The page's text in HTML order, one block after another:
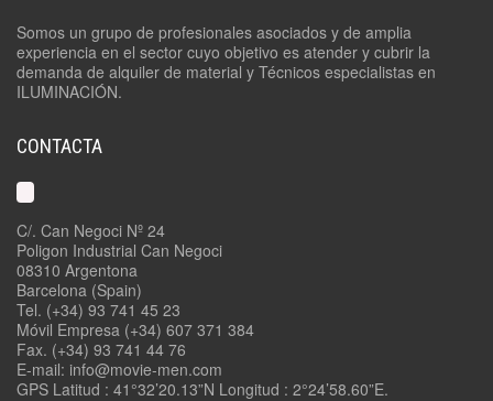
Somos un grupo de profesionales asociados y de amplia
experiencia en el sector cuyo objetivo es atender y cubrir la
demanda de alquiler de material y Técnicos especialistas en
ILUMINACIÓN.
CONTACTA
C/. Can Negoci Nº 24
Poligon Industrial Can Negoci
08310 Argentona
Barcelona (Spain)
Tel. (+34) 93 741 45 23
Móvil Empresa (+34) 607 371 384
Fax. (+34) 93 741 44 76
E-mail: info@movie-men.com
GPS Latitud : 41°32’20.13”N Longitud : 2°24’58.60”E.